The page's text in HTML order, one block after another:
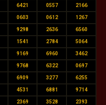
6421 0557 2166
0603 0612 1267
9298 2636 6560
1541 2784 5064
9169 6960 3462
9768 6322 0697
6909 3277 6255
4531 6881 9714
2369 3528 2393